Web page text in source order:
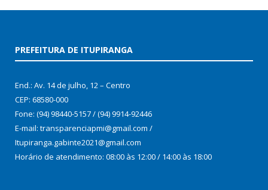
PREFEITURA DE ITUPIRANGA
End.: Av. 14 de julho, 12 – Centro
CEP: 68580-000
Fone: (94) 98440-5157 / (94) 9914-92446
E-mail: transparenciapmi@gmail.com /
Itupiranga.gabinte2021@gmail.com
Horário de atendimento: 08:00 às 12:00 / 14:00 às 18:00